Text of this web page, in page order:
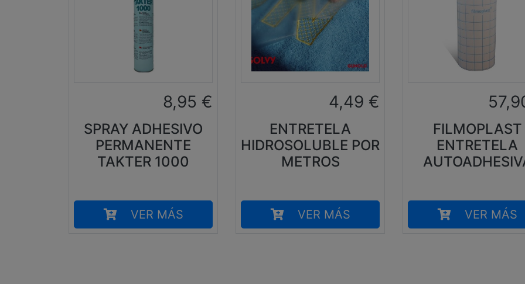
8,95 €
SPRAY ADHESIVO
PERMANENTE
TAKTER 1000
VER MÁS
4,49 €
ENTRETELA
HIDROSOLUBLE POR
METROS
VER MÁS
FILMOPLAST
ENTRETELA
VER MÁS